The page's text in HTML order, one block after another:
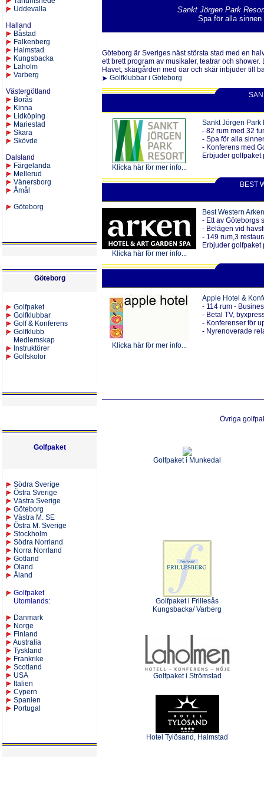
Uddevalla
Halland
Båstad
Falkenberg
Halmstad
Kungsbacka
Laholm
Varberg
Västergötland
Borås
Kinna
Lid köping
Mariestad
Skara
Skövde
Dalsland
Färgelanda
Mellerud
Vänersborg
Åmål
Göteborg
Göteborg
Golfpaket
Golfklubbar
Golf & Konferens
Golfklubb
Medlemskap
Instruktörer
Golfskolor
Golfpaket
Södra Sverige
Östra Sverige
Västra Sverige
Göteborg
Västra M. SE
Östra M. Sverige
Stockholm
Södra Norrland
Norra Norrland
Gotland
Öland
Åland
Golfpaket
Utomlands:
Danmark
Norge
Finland
Australia
Tyskland
Frankrike
Scotland
USA
Italien
Cypern
Spanien
Portugal
Sankt Jörgen Park
Spa för alla
Göteborg är Sveriges näst största stad med en
ett brett program av musikaler, teatrar och
Havet, skärgården med öar och skär inbjuder till
Golfklubbar i Göteborg
Klicka här för mer info...
Sankt Jörgen Park
- 82 rum med 32
- Spa för alla
- Konferens med
Erbjuder golfpaket
BEST
Klicka här för mer info...
Best Western
- Ett av Göteborgs
- Belägen vid
- 149 rum,3
Erbjuder golfpaket
Klicka här för mer info...
Apple Hotel &
- 114 rum -
- Betal TV,
- Konferenser för
- Nyrenoverade
Övriga g
Golfpaket i Munkedal
Golfpaket i Frillesås
Kungsbacka/ Varberg
Golfpaket i Strömstad
Hotel Tylösand, Halmstad